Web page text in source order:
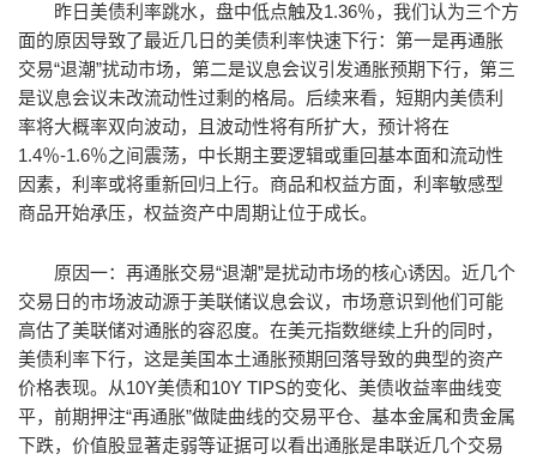
昨日美债利率跳水，盘中低点触及1.36％，我们认为三个方
面的原因导致了最近几日的美债利率快速下行：第一是再通胀
交易“退潮”扰动市场，第二是议息会议引发通胀预期下行，第三
是议息会议未改流动性过剩的格局。后续来看，短期内美债利
率将大概率双向波动，且波动性将有所扩大，预计将在
1.4％-1.6％之间震荡，中长期主要逻辑或重回基本面和流动性
因素，利率或将重新回归上行。商品和权益方面，利率敏感型
商品开始承压，权益资产中周期让位于成长。
原因一：再通胀交易“退潮”是扰动市场的核心诱因。近几个
交易日的市场波动源于美联储议息会议，市场意识到他们可能
高估了美联储对通胀的容忍度。在美元指数继续上升的同时，
美债利率下行，这是美国本土通胀预期回落导致的典型的资产
价格表现。从10Y美债和10Y TIPS的变化、美债收益率曲线变
平，前期押注“再通胀”做陡曲线的交易平仓、基本金属和贵金属
下跌，价值股显著走弱等证据可以看出通胀是串联近几个交易